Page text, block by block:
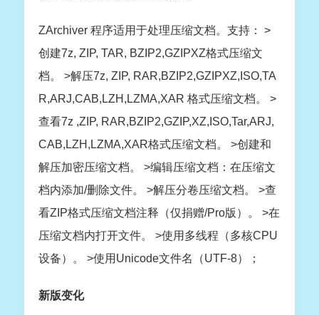
ZArchiver 程序适用于处理压缩文档。支持： >
创建7z, ZIP, TAR, BZIP2,GZIPXZ格式压缩文
档。 >解压7z, ZIP, RAR,BZIP2,GZIPXZ,ISO,TA
R,ARJ,CAB,LZH,LZMA,XAR 格式压缩文档。 >
查看7z ,ZIP, RAR,BZIP2,GZIP,XZ,ISO,Tar,ARJ,
CAB,LZH,LZMA,XAR格式压缩文档。 >创建和
解压加密压缩文档。 >编辑压缩文档：在压缩文
档内添加/删除文件。 >解压分卷压缩文档。 >查
看ZIP格式压缩文档注释（仅捐赠/Pro版）。 >在
压缩文档内打开文件。 >使用多线程（多核CPU
设备）。 >使用Unicode文件名（UTF-8）；
新版变化